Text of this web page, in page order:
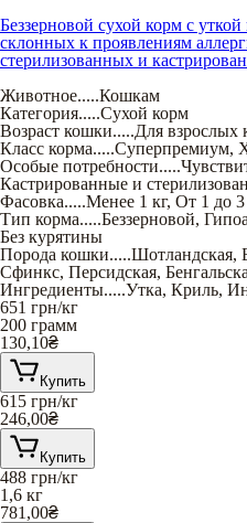
Беззерновой сухой корм с
склонных к проявлениям
стерилизованных и
Животное.....Кошкам
Категория.....Сухой корм
Возраст кошки.....Для взрослых
Класс корма.....Суперпремиум,
Особые потребности.....
Кастрированные и
Фасовка.....Менее 1 кг, От 1 до 3
Тип корма.....Беззерновой,
Без курятины
Порода кошки.....Шотландская,
Сфинкс, Персидская,
Ингредиенты.....Утка, Криль,
651 грн/кг
200 грамм
130,10₴
Купить
615 грн/кг
246,00₴
Купить
488 грн/кг
1,6 кг
781,00₴